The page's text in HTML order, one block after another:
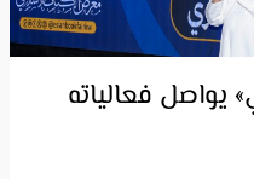
يواصل فعالياته